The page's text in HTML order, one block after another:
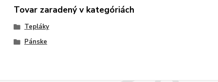
Tovar zaradený v kategóriách
Tepláky
Pánske